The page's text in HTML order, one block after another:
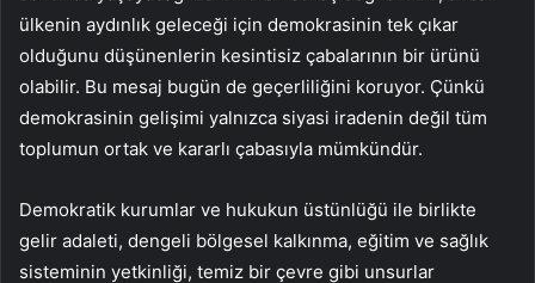
ülkenin aydınlık geleceği için demokrasinin tek çıkar
olduğunu düşünenlerin kesintisiz çabalarının bir ürünü
olabilir. Bu mesaj bugün de geçerliliğini koruyor. Çünkü
demokrasinin gelişimi yalnızca siyasi iradenin değil tüm
toplumun ortak ve kararlı çabasıyla mümkündür.
Demokratik kurumlar ve hukukun üstünlüğü ile birlikte
gelir adaleti, dengeli bölgesel kalkınma, eğitim ve sağlık
sisteminin yetkinliği, temiz bir çevre gibi unsurlar